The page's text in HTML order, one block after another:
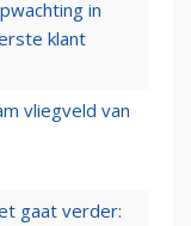
in
klant
vliegveld van
gaat verder: